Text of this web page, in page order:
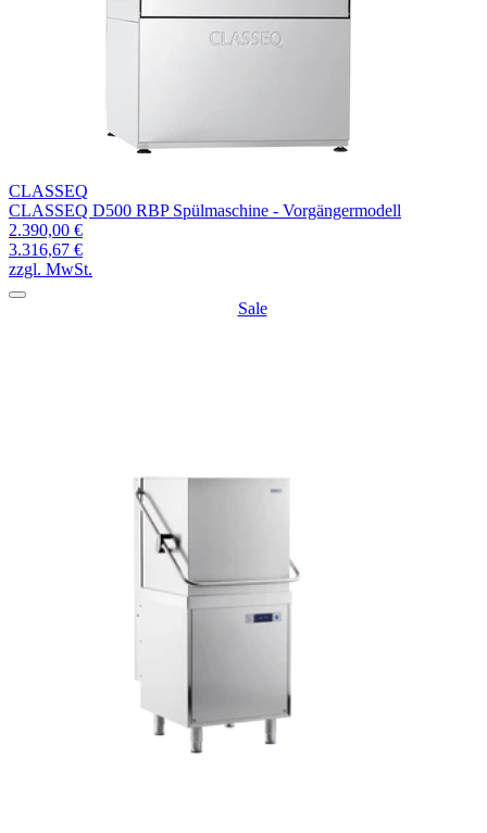
CLASSEQ
CLASSEQ D500 RBP Spülmaschine - Vorgängermodell
2.390,00 €
3.316,67 €
zzgl. MwSt.
Sale